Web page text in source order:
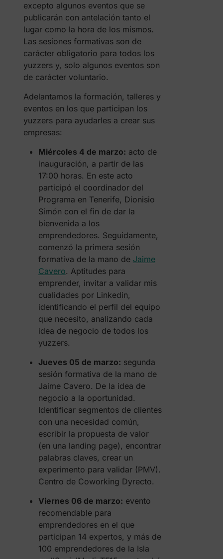
excepto algunos eventos que se
publicarán con antelación tanto el
lugar como la hora de los mismos.
Las sesiones formativas son de
carácter obligatorio para todos los
yuzzers y, solo algunos eventos son
de carácter voluntario.
Adelantamos la formación, talleres y
eventos en los que participan los
yuzzers para ayudarles a crear sus
empresas:
Miércoles 4 de marzo: acto de
inauguración, a partir de las
17:00 horas. En este acto
participó el coordinador del
Programa en Tenerife, Dionisio
Simón con el fin de dar la
bienvenida a los
emprendedores. Seguidamente,
comenzó la primera sesión
formativa de la mano de Jaime
Cavero. Aptitudes para
emprender, invitar a validar mis
cualidades por Linkedin,
identificando el perfil del equipo
que necesito, analizando cada
idea de negocio de todos los
yuzzers.
Jueves 05 de marzo: segunda
sesión formativa de la mano de
Jaime Cavero. De la idea de
negocio a la oportunidad.
Identificar segmentos de clientes
con una necesidad común,
escribir la propuesta de valor
(en una landing page), encontrar
palabras claves, crear un
experimento para validar (PMV).
Centro de Coworking Dyrecto.
Viernes 06 de marzo: evento
recomendable para
emprendedores en el que
participan 14 expertos, y más de
100 emprendedores de la Isla